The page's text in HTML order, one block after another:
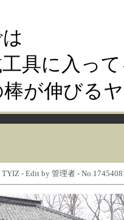
具に入っ
が伸びる
- Edit by 管理者 -